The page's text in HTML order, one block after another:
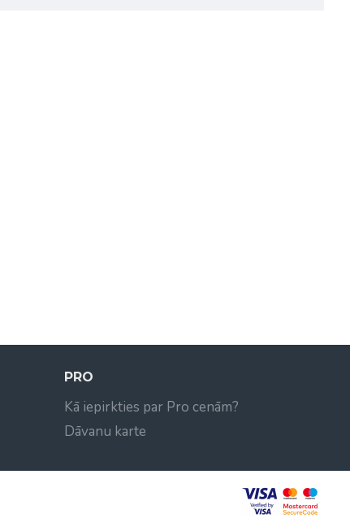
PRO
Kā iepirkties par Pro cenām?
Dāvanu karte